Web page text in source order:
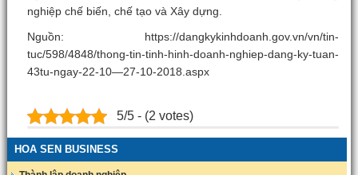
nghiệp chế biến, chế tạo và Xây dựng.
Nguồn: https://dangkykinhdoanh.gov.vn/vn/tin-
tuc/598/4848/thong-tin-tinh-hinh-doanh-nghiep-dang-ky-tuan-
43tu-ngay-22-10—27-10-2018.aspx
5/5 - (2 votes)
HOA SEN BUSINESS